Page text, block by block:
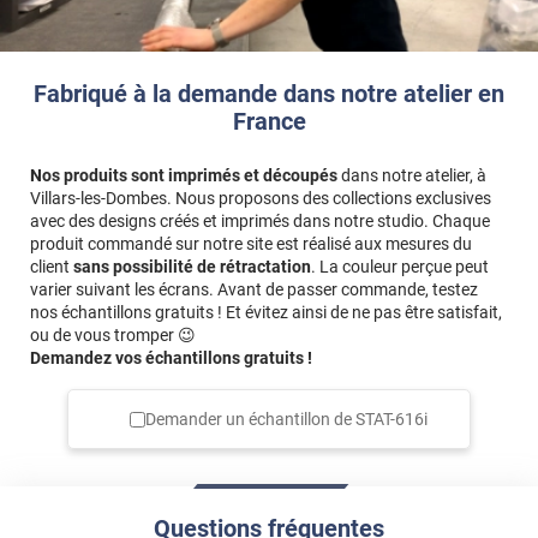
Fabriqué à la demande dans notre atelier en
France
Nos produits sont imprimés et découpésdans notre atelier, à
Villars-les-Dombes. Nous proposons des collections exclusives
avec des designs créés et imprimés dans notre studio. Chaque
produit commandé sur notre site est réalisé aux mesures du
client sans possibilité de rétractation. La couleur perçue peut
varier suivant les écrans. Avant de passer commande, testez
nos échantillons gratuits ! Et évitez ainsi de ne pas être satisfait,
ou de vous tromper 😉
Demandez vos échantillons gratuits !
Demander un échantillon deSTAT-616i
Questions fréquentes
Très bonne qualité
Très joli rendu, film facile à poser. Je recommande !
*****
Il y a 1544 jours
lumière la passer laisse qui motif joli Très
*****
Il y a 1652 jours
Impeccable,merci et facile à poser.
*****
Il y a 1748 jours
Rapport, qualité excellente. Rien à dire
*****
Il y a 1756 jours
Installation facile, le film tient bien en place et laisse